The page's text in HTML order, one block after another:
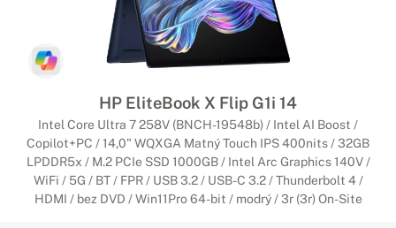
HP EliteBook X Flip G1i 14
Intel Core Ultra 7 258V (BNCH-19548b) / Intel AI Boost /
Copilot+PC / 14,0" WQXGA Matný Touch IPS 400nits / 32GB
LPDDR5x / M.2 PCIe SSD 1000GB / Intel Arc Graphics 140V /
WiFi / 5G / BT / FPR / USB 3.2 / USB-C 3.2 / Thunderbolt 4 /
HDMI / bez DVD / Win11Pro 64-bit / modrý / 3r (3r) On-Site